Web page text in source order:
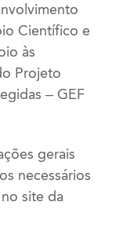
Científico e
às
Projeto
– GEF
gerais
necessários
site da